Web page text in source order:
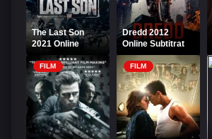
The Last Son
2021 Online
Subtitrat
Dredd 2012
Online Subtitrat
FILM FILM